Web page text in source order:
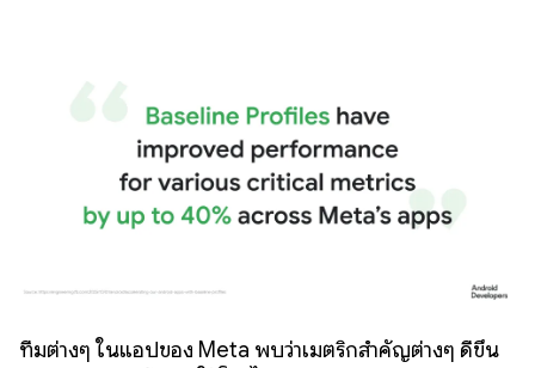
ทีมต่างๆ ในแอปของ Meta พบว่าเมตริกสำคัญต่างๆ ดีขึ้น